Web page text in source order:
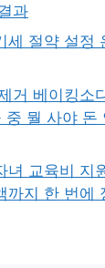
과
세 절약 설정
거 베이킹소
중 뭘 사야 돈
녀 교육비 지
까지 한 번에